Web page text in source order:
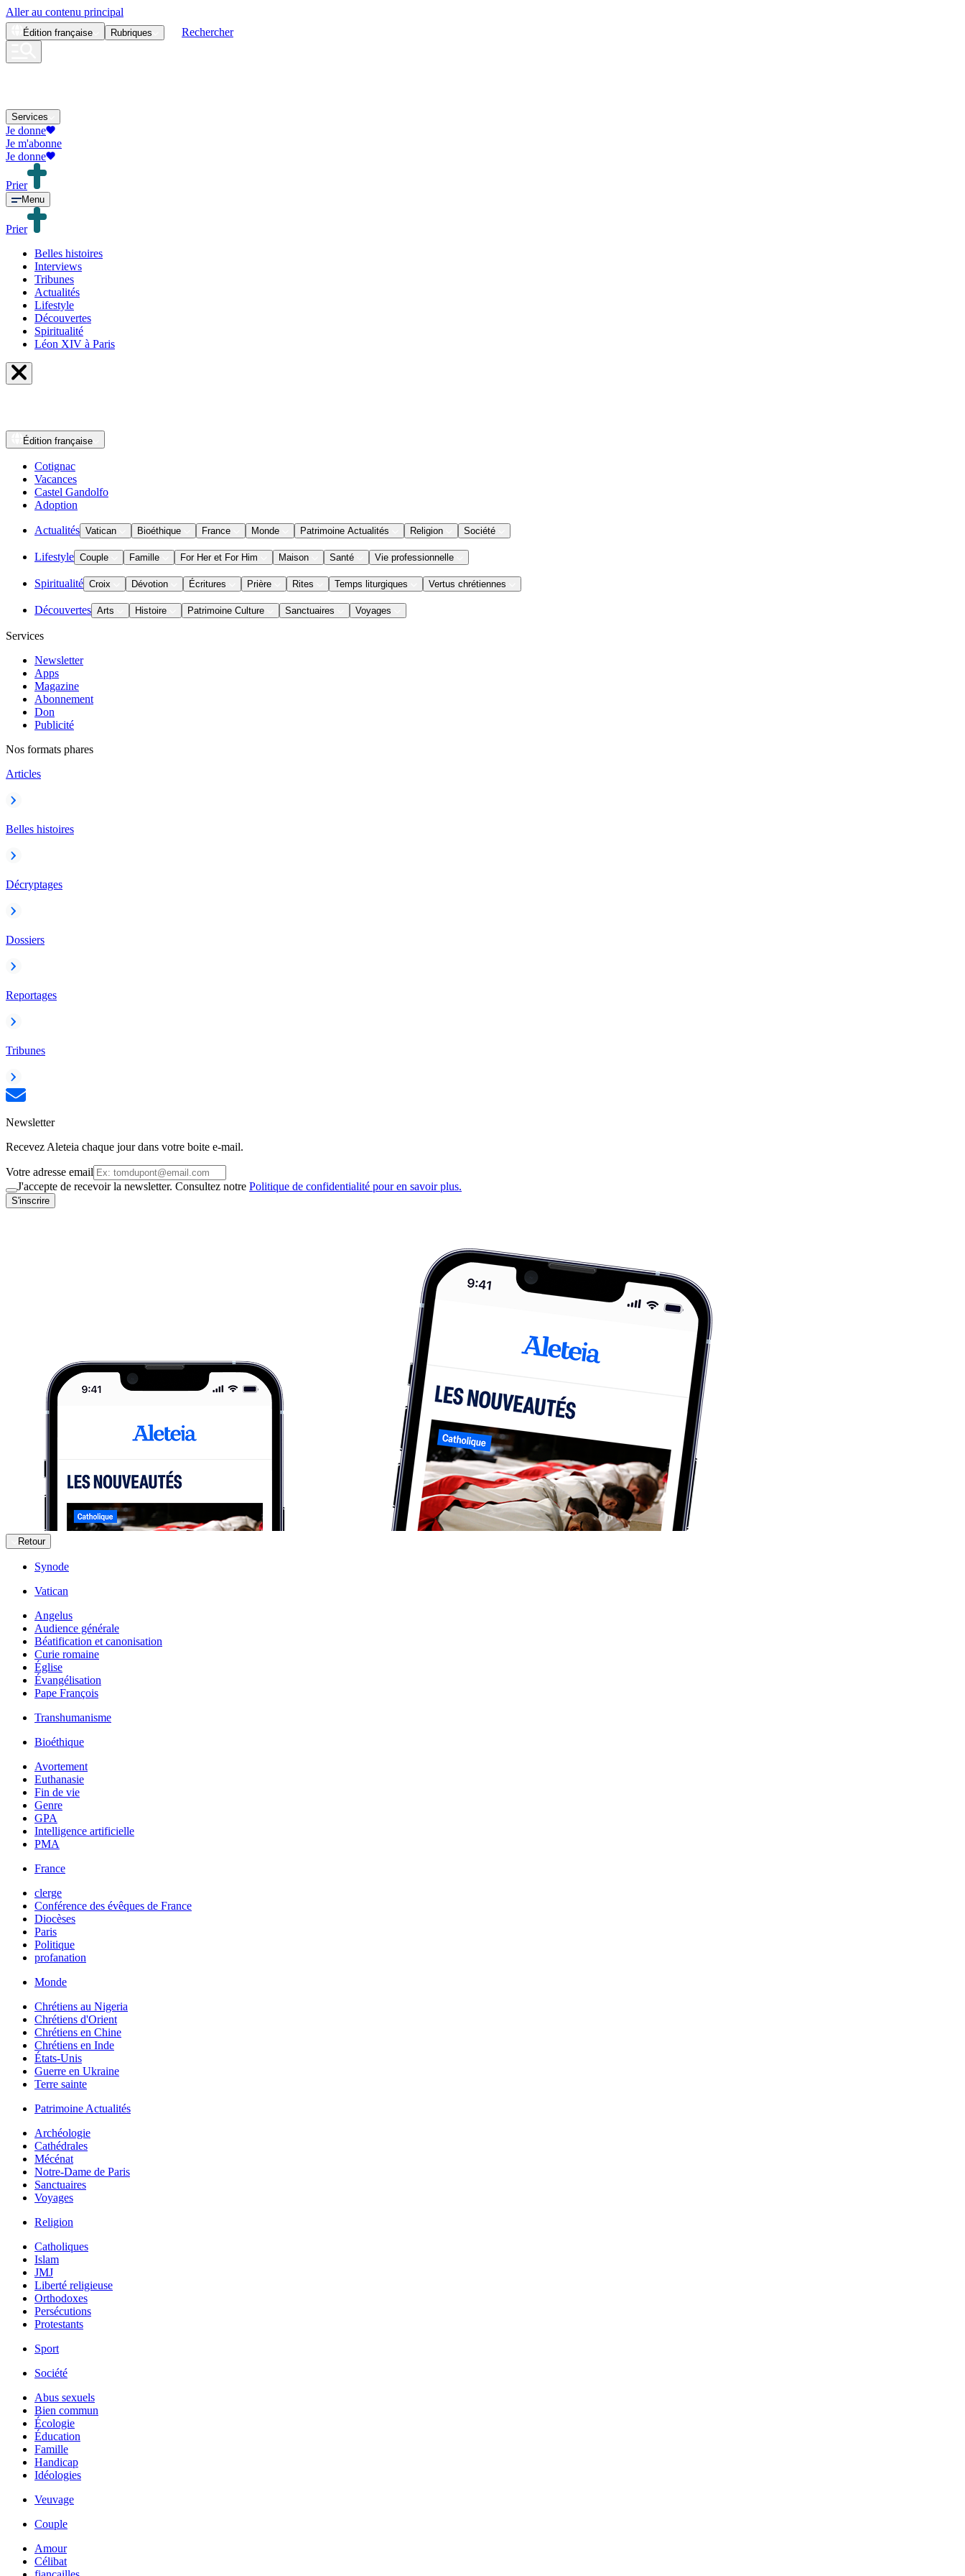
Aller au contenu principal
Édition française Rubriques Rechercher
Services
Je donne
Je m'abonne
Je donne
Prier
Menu
Prier
Belles histoires
Interviews
Tribunes
Actualités
Lifestyle
Découvertes
Spiritualité
Léon XIV à Paris
Édition française
Cotignac
Vacances
Castel Gandolfo
Adoption
Actualités Vatican Bioéthique France Monde Patrimoine Actualités Religion Société
Lifestyle Couple Famille For Her et For Him Maison Santé Vie professionnelle
Spiritualité Croix Dévotion Écritures Prière Rites Temps liturgiques Vertus chrétiennes
Découvertes Arts Histoire Patrimoine Culture Sanctuaires Voyages
Services
Newsletter
Apps
Magazine
Abonnement
Don
Publicité
Nos formats phares
Articles
Belles histoires
Décryptages
Dossiers
Reportages
Tribunes
Newsletter
Recevez Aleteia chaque jour dans votre boite e-mail.
Votre adresse email
J'accepte de recevoir la newsletter. Consultez notre Politique de confidentialité pour en savoir plus.
S'inscrire
Retour
Synode
Vatican
Angelus
Audience générale
Béatification et canonisation
Curie romaine
Église
Évangélisation
Pape François
Transhumanisme
Bioéthique
Avortement
Euthanasie
Fin de vie
Genre
GPA
Intelligence artificielle
PMA
France
clerge
Conférence des évêques de France
Diocèses
Paris
Politique
profanation
Monde
Chrétiens au Nigeria
Chrétiens d'Orient
Chrétiens en Chine
Chrétiens en Inde
États-Unis
Guerre en Ukraine
Terre sainte
Patrimoine Actualités
Archéologie
Cathédrales
Mécénat
Notre-Dame de Paris
Sanctuaires
Voyages
Religion
Catholiques
Islam
JMJ
Liberté religieuse
Orthodoxes
Persécutions
Protestants
Sport
Société
Abus sexuels
Bien commun
Écologie
Éducation
Famille
Handicap
Idéologies
Veuvage
Couple
Amour
Célibat